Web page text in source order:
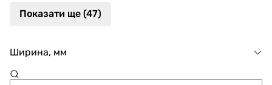
Показати ще (47)
Ширина, мм